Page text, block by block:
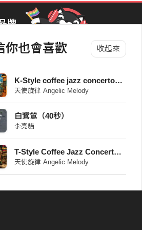
你也會喜歡 收起來
K-Style coffee jazz concerto_01
天使旋律 Angelic Melody
白鷺鷥（40秒）
李亮貓
T-Style Coffee Jazz Concerto_09
天使旋律 Angelic Melody
牌
Awards 街聲音樂獎
吹音樂
派歌
簡單生活節
Carnival
起比 YEAH 吧